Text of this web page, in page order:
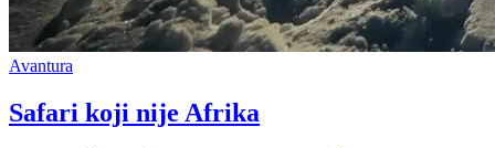
Avantura
Safari koji nije Afrika